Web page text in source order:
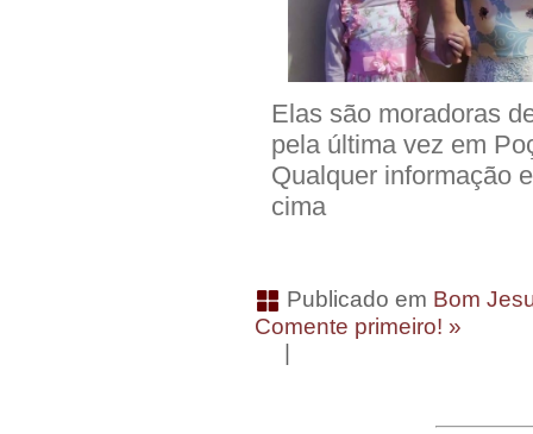
Elas são moradoras
pela última vez em
Qualquer informação
cima
Publicado em Bom
Comente primeiro! »